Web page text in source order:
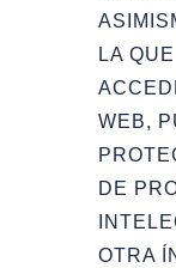
LA
WEB,
DE
OTRA